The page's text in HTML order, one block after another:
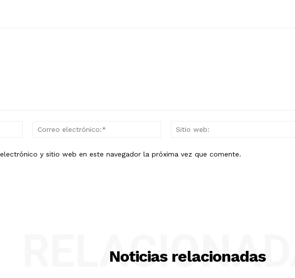
Nombre:*
Correo
y sitio web en este navegador la próxima vez que comente.
Noticias relacionadas